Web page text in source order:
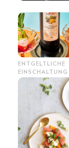
ENTGELTLICHE
EINSCHALTUNG